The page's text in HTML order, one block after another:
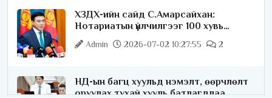
ХЗДХ-ийн сайд С.Амарсайхан:
Нотариатын үйлчилгээг 100 хувь
цахимжуулна
Admin 2026-07-02 10:27:55 2
НД-ын багц хуульд нэмэлт, өөрчлөлт
оруулах тухай хууль батлагдлаа